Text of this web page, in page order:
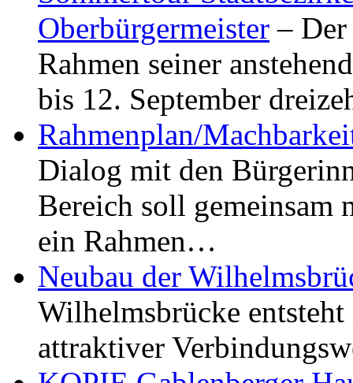
Oberbürgermeister –
Rahmen seiner
bis 12. September
Rahmenplan/
Dialog mit den
Bereich soll gemeinsam
ein Rahmen…
Neubau der
Wilhelmsbrücke
attraktiver